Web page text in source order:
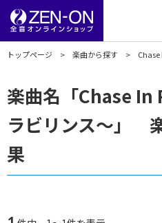
トップページ 楽曲から探す
楽曲名「Chase
ラビリンス～」
果